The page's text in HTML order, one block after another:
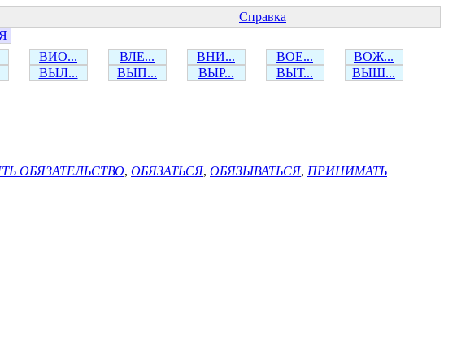
Справка
Я
ВИО... ВЛЕ... ВНИ... ВОЕ...
ВОЖ...
ВЫЛ... ВЫП... ВЫР... ВЫТ... ВЫШ...
ОБЯЗАТЕЛЬСТВО, ОБЯЗАТЬСЯ, ОБЯЗЫВАТЬСЯ, ПРИНИМАТЬ